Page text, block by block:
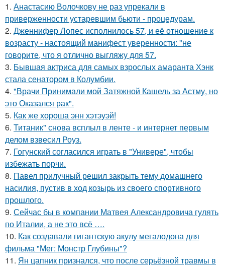
1. Анастасию Волочкову не раз упрекали в
приверженности устаревшим бьюти - процедурам.
2. Дженнифер Лопес исполнилось 57, и её отношение к
возрасту - настоящий манифест уверенности: "не
говорите, что я отлично выгляжу для 57.
3. Бывшая актриса для самых взрослых амаранта Хэнк
стала сенатором в Колумбии.
4. "Врачи Принимали мой Затяжной Кашель за Астму, но
это Оказался рак".
5. Как же хороша энн хэтэуэй!
6. Титаник" снова всплыл в ленте - и интернет первым
делом взвесил Роуз.
7. Гогунский согласился играть в "Универе", чтобы
избежать порчи.
8. Павел прилучный решил закрыть тему домашнего
насилия, пустив в ход козырь из своего спортивного
прошлого.
9. Сейчас бы в компании Матвея Александровича гулять
по Италии, а не это всё ….
10. Как создавали гигантскую акулу мегалодона для
фильма "Мег: Монстр Глубины"?
11. Ян цапник признался, что после серьёзной травмы в